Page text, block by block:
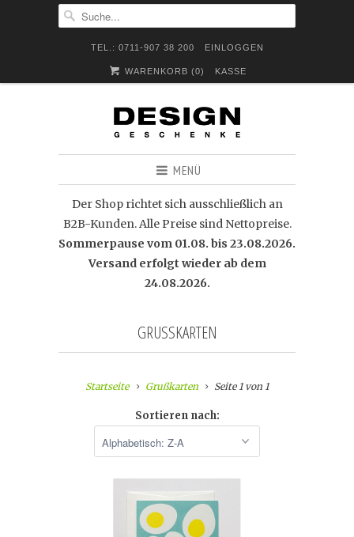
TEL.: 0711-907 38 200 EINLOGGEN
WARENKORB (0) KASSE
MENÜ
Der Shop richtet sich ausschließlich an
B2B-Kunden. Alle Preise sind Nettopreise.
Sommerpause vom 01.08. bis 23.08.2026.
Versand erfolgt wieder ab dem
24.08.2026.
GRUSSKARTEN
Startseite Grußkarten Seite 1 von 1
Sortieren nach: